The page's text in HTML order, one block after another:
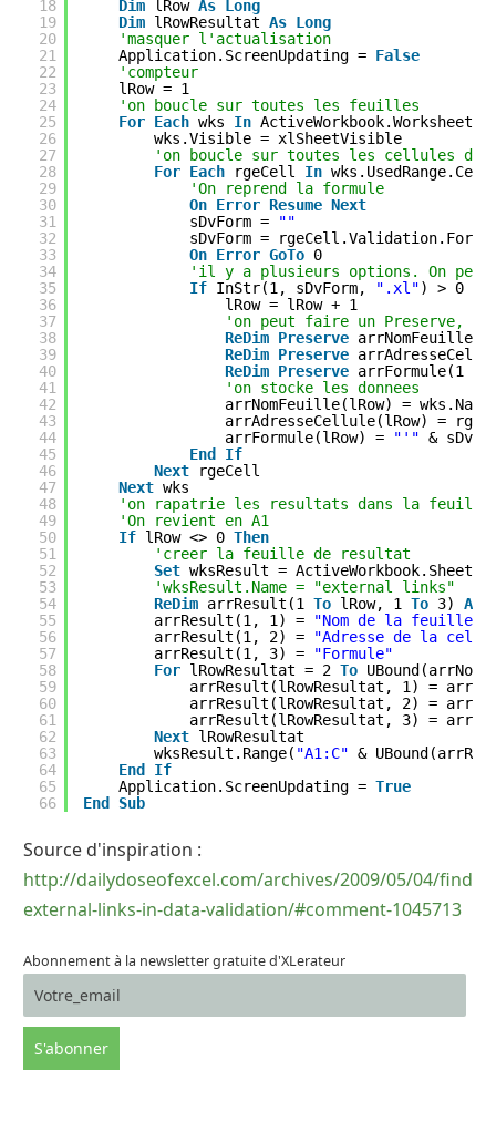
18
19
20
21
22
23
24
25
26
27
28
29
30
31
32
33
34
35
36
37
38
39
40
41
42
43
44
45
46
47
48
49
50
51
52
53
54
55
56
57
58
59
60
61
62
63
64
65
66
Dim lRow As Long
Dim lRowResultat As Long
'masquer l'actualisation
Application.ScreenUpdating = False
'compteur
lRow = 1
'on boucle sur toutes les feuilles
For Each wks In ActiveWorkbook.Worksheets
wks.Visible = xlSheetVisible
'on boucle sur toutes les cellules
For Each rgeCell In
'On reprend la formule
On Error Resume Next
sDvForm =
""
sDvForm =
On Error GoTo 0
'il y a plusieurs options. On
If InStr(1, sDvForm, ".xl") > 0
lRow = lRow + 1
'on peut faire un Preserve,
ReDim Preserve
ReDim Preserve
ReDim Preserve arrFormule(1
'on stocke les donnees
arrNomFeuille(lRow) = wks.Name
arrAdresseCellule(lRow) =
arrFormule(lRow) =
"'" &
End
If
Next
rgeCell
Next wks
'on rapatrie les resultats dans la feuille
'On revient en A1
If lRow <> 0 Then
'creer la feuille de resultat
Set wksResult =
'wksResult.Name = "external links"
ReDim arrResult(1 To lRow, 1 To 3) As
arrResult(1, 1) =
"Nom de la feuille"
arrResult(1, 2) =
"Adresse de la
arrResult(1, 3) =
"Formule"
For lRowResultat = 2 To
arrResult(lRowResultat, 1) =
arrResult(lRowResultat, 2) =
arrResult(lRowResultat, 3) =
Next lRowResultat
wksResult.Range( "A1:C" &
End
If
Application.ScreenUpdating = True
End
Sub
Source d'inspiration :
http://dailydoseofexcel.com/archives/2009/05/04/
external-links-in-data-validation/#comment-1045713
Abonnement à la newsletter gratuite d'XLerateur